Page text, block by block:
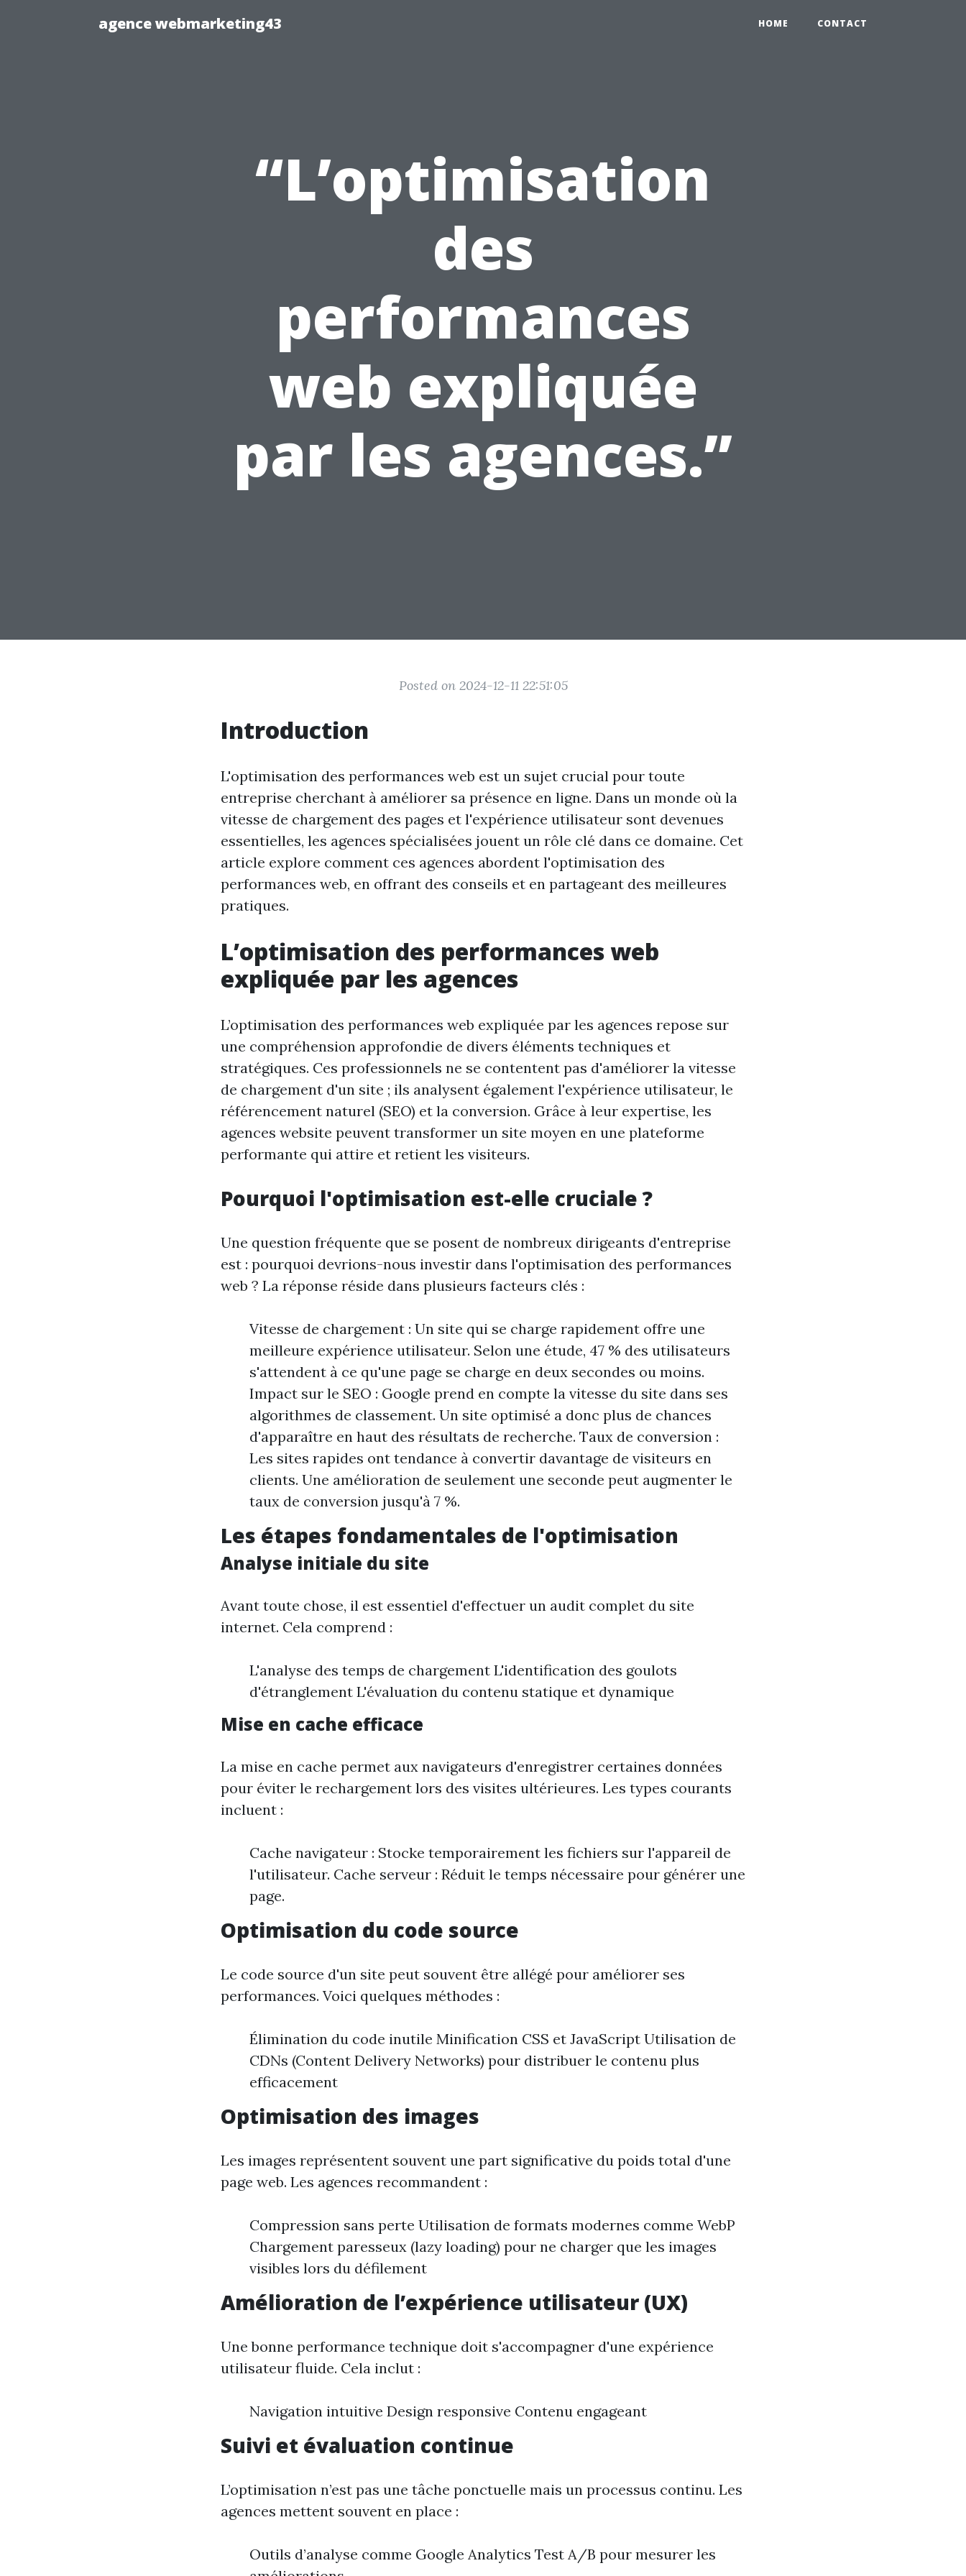
agence webmarketing43 HOME CONTACT
“L’optimisation
des
performances
web expliquée
par les agences.”
Posted on 2024-12-11 22:51:05
Introduction
L'optimisation des performances web est un sujet crucial pour toute
entreprise cherchant à améliorer sa présence en ligne. Dans un monde où la
vitesse de chargement des pages et l'expérience utilisateur sont devenues
essentielles, les agences spécialisées jouent un rôle clé dans ce domaine. Cet
article explore comment ces agences abordent l'optimisation des
performances web, en offrant des conseils et en partageant des meilleures
pratiques.
L’optimisation des performances web
expliquée par les agences
L’optimisation des performances web expliquée par les agences repose sur
une compréhension approfondie de divers éléments techniques et
stratégiques. Ces professionnels ne se contentent pas d'améliorer la vitesse
de chargement d'un site ; ils analysent également l'expérience utilisateur, le
référencement naturel (SEO) et la conversion. Grâce à leur expertise, les
agences website peuvent transformer un site moyen en une plateforme
performante qui attire et retient les visiteurs.
Pourquoi l'optimisation est-elle cruciale ?
Une question fréquente que se posent de nombreux dirigeants d'entreprise
est : pourquoi devrions-nous investir dans l'optimisation des performances
web ? La réponse réside dans plusieurs facteurs clés :
Vitesse de chargement : Un site qui se charge rapidement offre une
meilleure expérience utilisateur. Selon une étude, 47 % des utilisateurs
s'attendent à ce qu'une page se charge en deux secondes ou moins.
Impact sur le SEO : Google prend en compte la vitesse du site dans ses
algorithmes de classement. Un site optimisé a donc plus de chances
d'apparaître en haut des résultats de recherche. Taux de conversion :
Les sites rapides ont tendance à convertir davantage de visiteurs en
clients. Une amélioration de seulement une seconde peut augmenter le
taux de conversion jusqu'à 7 %.
Les étapes fondamentales de l'optimisation
Analyse initiale du site
Avant toute chose, il est essentiel d'effectuer un audit complet du site
internet. Cela comprend :
L'analyse des temps de chargement L'identification des goulots
d'étranglement L'évaluation du contenu statique et dynamique
Mise en cache efficace
La mise en cache permet aux navigateurs d'enregistrer certaines données
pour éviter le rechargement lors des visites ultérieures. Les types courants
incluent :
Cache navigateur : Stocke temporairement les fichiers sur l'appareil de
l'utilisateur. Cache serveur : Réduit le temps nécessaire pour générer une
page.
Optimisation du code source
Le code source d'un site peut souvent être allégé pour améliorer ses
performances. Voici quelques méthodes :
Élimination du code inutile Minification CSS et JavaScript Utilisation de
CDNs (Content Delivery Networks) pour distribuer le contenu plus
efficacement
Optimisation des images
Les images représentent souvent une part significative du poids total d'une
page web. Les agences recommandent :
Compression sans perte Utilisation de formats modernes comme WebP
Chargement paresseux (lazy loading) pour ne charger que les images
visibles lors du défilement
Amélioration de l’expérience utilisateur (UX)
Une bonne performance technique doit s'accompagner d'une expérience
utilisateur fluide. Cela inclut :
Navigation intuitive Design responsive Contenu engageant
Suivi et évaluation continue
L’optimisation n’est pas une tâche ponctuelle mais un processus continu. Les
agences mettent souvent en place :
Outils d’analyse comme Google Analytics Test A/B pour mesurer les